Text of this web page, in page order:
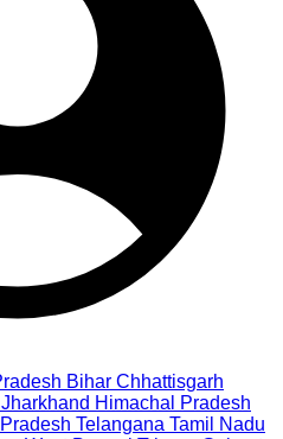
Bihar Chhattisgarh
Jharkhand Himachal Pradesh
Telangana Tamil Nadu